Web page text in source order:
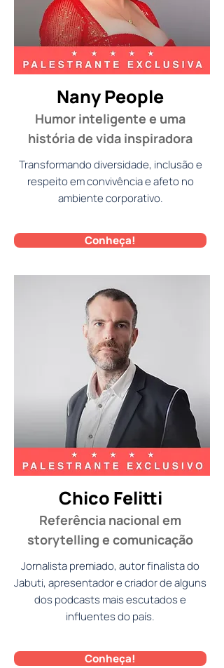
Nany People
Humor inteligente e uma
história de vida inspiradora
Transformando diversidade, inclusão e
respeito em convivência e afeto no
ambiente corporativo.
Conheça!
Chico Felitti
Referência nacional em
storytelling e comunicação
Jornalista premiado, autor finalista do
Jabuti, apresentador e criador de alguns
dos podcasts mais escutados e
influentes do país.
Conheça!